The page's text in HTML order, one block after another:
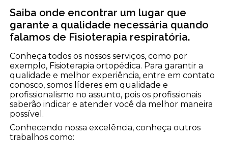
Saiba onde encontrar um lugar que
garante a qualidade necessária quando
falamos de Fisioterapia respiratória.
Conheça todos os nossos serviços, como por
exemplo, Fisioterapia ortopédica. Para garantir a
qualidade e melhor experiência, entre em contato
conosco, somos líderes em qualidade e
profissionalismo no assunto, pois os profissionais
saberão indicar e atender você da melhor maneira
possível.
Conhecendo nossa excelência, conheça outros
trabalhos como: